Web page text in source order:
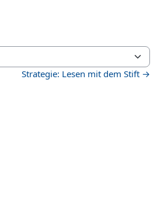
Strategie: Lesen mit dem Stift →